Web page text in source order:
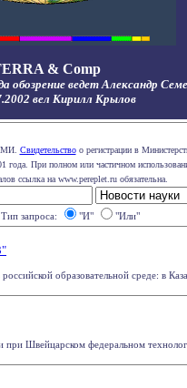
& Comp
обозрение ведет Александр
вел Кирилл Крылов
Свидетельствоо регистрации в
года. При полном или частичном
ссылка на www.pereplet.ru обязательна.
Тип запроса: "И" "Или"
образовательной среде: в
при Швейцарском федеральном